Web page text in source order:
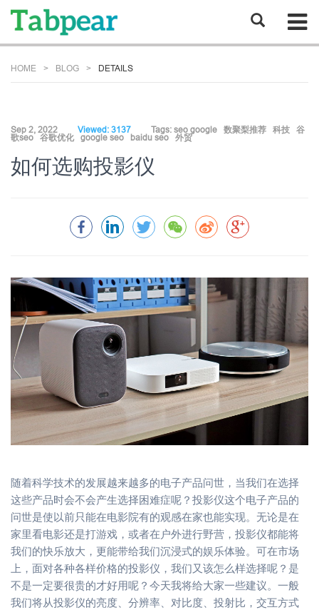
HOME BLOG DETAILS
Sep 2, 2022 Viewed: 3137 Tags: seo google 数聚梨推荐 科技 谷
歌seo 谷歌优化 google seo baidu seo 外贸
如何选购投影仪
随着科学技术的发展越来越多的电子产品问世，当我们在选择
这些产品时会不会产生选择困难症呢？投影仪这个电子产品的
问世是使以前只能在电影院有的观感在家也能实现。无论是在
家里看电影还是打游戏，或者在户外进行野营，投影仪都能将
我们的快乐放大，更能带给我们沉浸式的娱乐体验。可在市场
上，面对各种各样价格的投影仪，我们又该怎么样选择呢？是
不是一定要很贵的才好用呢？今天我将给大家一些建议。一般
我们将从投影仪的亮度、分辨率、对比度、投射比，交互方式